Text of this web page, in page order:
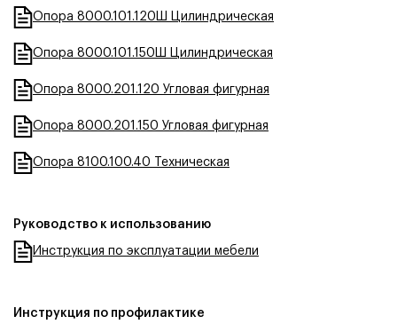
Опора 8000.101.120Ш Цилиндрическая
Опора 8000.101.150Ш Цилиндрическая
Опора 8000.201.120 Угловая фигурная
Опора 8000.201.150 Угловая фигурная
Опора 8100.100.40 Техническая
Руководство к использованию
Инструкция по эксплуатации мебели
Инструкция по профилактике